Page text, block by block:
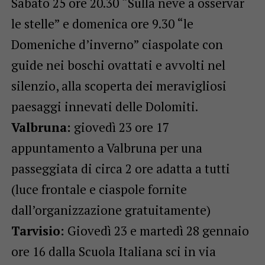
le stelle” e domenica ore 9.30 “le
Domeniche d’inverno” ciaspolate con
guide nei boschi ovattati e avvolti nel
silenzio, alla scoperta dei meravigliosi
paesaggi innevati delle Dolomiti.
Valbruna: giovedì 23 ore 17
appuntamento a Valbruna per una
passeggiata di circa 2 ore adatta a tutti
(luce frontale e ciaspole fornite
dall’organizzazione gratuitamente)
Tarvisio: Giovedì 23 e martedì 28 gennaio
ore 16 dalla Scuola Italiana sci in via